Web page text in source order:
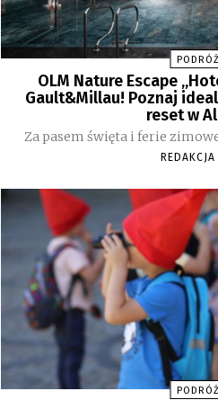
OLM Nature Escape
Gault&Millau! Poznaj
reset w
Za pasem święta i ferie